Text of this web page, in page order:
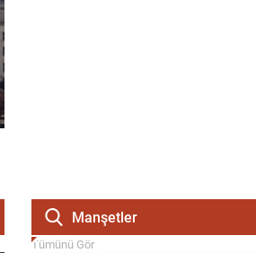
Manşetler
Tümünü Gör